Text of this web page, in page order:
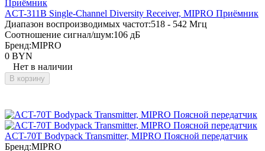
ACT-311B Single-Channel Diversity Receiver, MIPRO Приёмник
Диапазон воспроизводимых частот:518 - 542 Мгц
Соотношение сигнал/шум:106 дБ
Бренд:MIPRO
0 BYN
Нет в наличии
В корзину
ACT-70T Bodypack Transmitter, MIPRO Поясной передатчик
Бренд:MIPRO